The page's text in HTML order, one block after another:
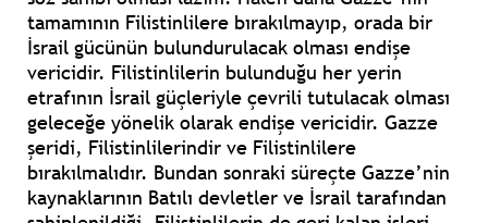
tamamının Filistinlilere bırakılmayıp, orada bir
İsrail gücünün bulundurulacak olması endişe
vericidir. Filistinlilerin bulunduğu her yerin
etrafının İsrail güçleriyle çevrili tutulacak olması
geleceğe yönelik olarak endişe vericidir. Gazze
şeridi, Filistinlilerindir ve Filistinlilere
bırakılmalıdır. Bundan sonraki süreçte Gazze’nin
kaynaklarının Batılı devletler ve İsrail tarafından